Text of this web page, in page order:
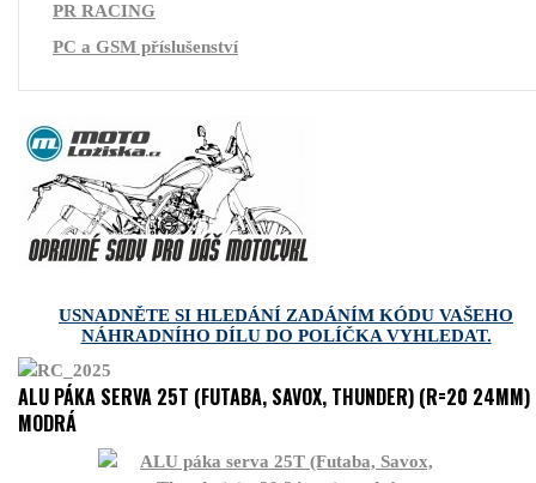
PR RACING
PC a GSM příslušenství
USNADNĚTE SI HLEDÁNÍ ZADÁNÍM KÓDU VAŠEHO
NÁHRADNÍHO DÍLU DO POLÍČKA VYHLEDAT.
ALU PÁKA SERVA 25T (FUTABA, SAVOX, THUNDER) (R=20 24MM)
MODRÁ